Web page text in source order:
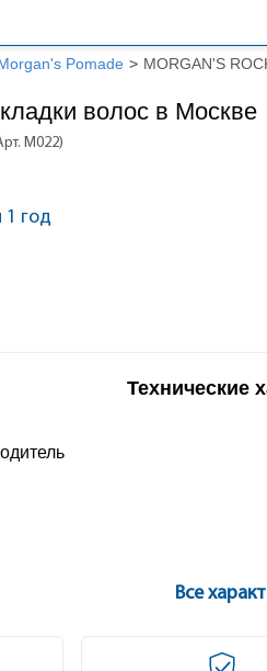
Pomade > MORGAN'S
волос в Москве
М022)
1 год
Технические
Все